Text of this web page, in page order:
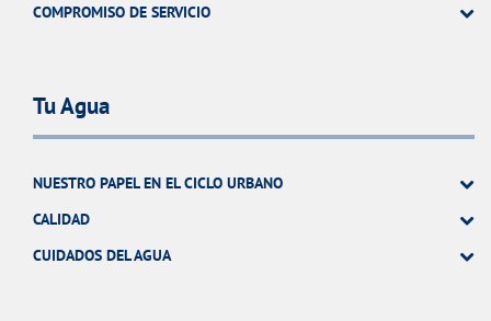
COMPROMISO DE SERVICIO
Tu Agua
NUESTRO PAPEL EN EL CICLO URBANO
CALIDAD
CUIDADOS DEL AGUA